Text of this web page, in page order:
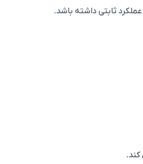
ثابتی داشته باشد.
کند.